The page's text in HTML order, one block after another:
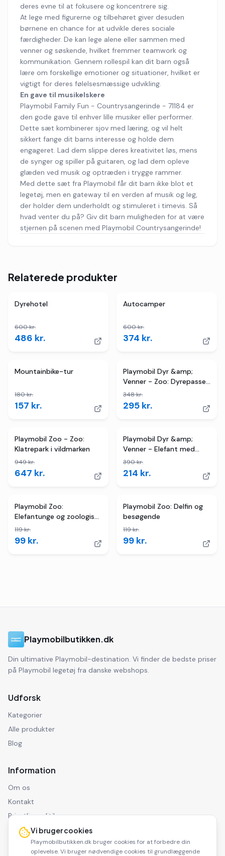
deres evne til at fokusere og koncentrere sig.
At lege med figurerne og tilbehøret giver desuden
børnene en chance for at udvikle deres sociale
færdigheder. De kan lege alene eller sammen med
venner og søskende, hvilket fremmer teamwork og
kommunikation. Gennem rollespil kan dit barn også
lære om forskellige emotioner og situationer, hvilket er
vigtigt for deres følelsesmæssige udvikling.
En gave til musikelskere
Playmobil Family Fun - Countrysangerinde - 71184 er
den gode gave til enhver lille musiker eller performer.
Dette sæt kombinerer sjov med læring, og vil helt
sikkert fange dit barns interesse og holde dem
engageret. Lad dem slippe deres kreativitet løs, mens
de synger og spiller på guitaren, og lad dem opleve
glæden ved musik og optræden i trygge rammer.
Med dette sæt fra Playmobil får dit barn ikke blot et
legetøj, men en gateway til en verden af musik og leg,
der holder dem underholdt og stimuleret i timevis. Så
hvad venter du på? Giv dit barn muligheden for at være
stjernen på scenen med Playmobil Countrysangerinde!
Relaterede produkter
4butikker
Dyrehotel
600kr.
486 kr.
4butikker
Autocamper
600kr.
374 kr.
Mountainbike-tur
180kr.
157 kr.
TILBUD
2butikker
Playmobil Dyr &amp;
Venner - Zoo: Dyrepasser
med køretøj
348kr.
295 kr.
TILBUD
3butikker
Playmobil Zoo - Zoo:
Klatrepark i vildmarken
949kr.
647 kr.
TILBUD
2butikker
Playmobil Dyr &amp;
Venner - Elefant med
dyrepasser
390kr.
214 kr.
2butikker
Playmobil Zoo:
Elefantunge og zoologisk
havepasser
119kr.
99 kr.
TILBUD
2butikker
Playmobil Zoo: Delfin og
besøgende
119kr.
99 kr.
Playmobilbutikken.dk
Din ultimative Playmobil-destination. Vi finder de bedste priser
på Playmobil legetøj fra danske webshops.
Udforsk
Kategorier
Alle produkter
Blog
Information
Om os
Kontakt
Privatlivspolitik
Ansvarsfraskrivelse
Vi bruger cookies
Playmobilbutikken.dk bruger cookies for at forbedre din
oplevelse. Vi bruger nødvendige cookies til grundlæggende